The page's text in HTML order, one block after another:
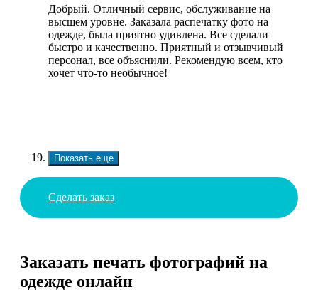
Добрый. Отличный сервис, обслуживание на
высшем уровне. Заказала распечатку фото на
одежде, была приятно удивлена. Все сделали
быстро и качественно. Приятный и отзывчивый
персонал, все объяснили. Рекомендую всем, кто
хочет что-то необычное!
Показать еще
Сделать заказ
Заказать печать фотографий на
одежде онлайн